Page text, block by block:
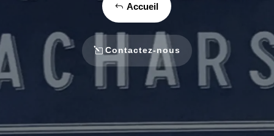
Accueil
Contactez-nous